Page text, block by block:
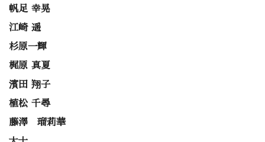
帆足 幸晃
江崎 遥
杉原一輝
梶原 真夏
濱田 翔子
植松 千尋
藤澤 瑠莉華